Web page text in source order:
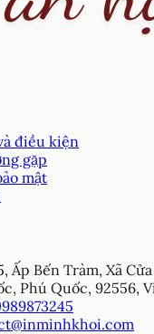
điều kiện
gặp
mật
Ấp Bến Tràm, Xã
Phú Quốc, 92556,